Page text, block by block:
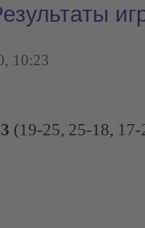
10:23
(19-25, 25-18,